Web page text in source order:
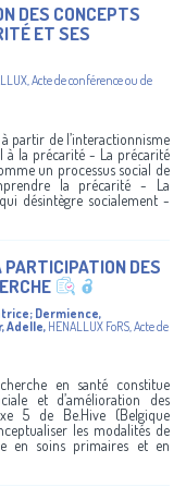
DES CONCEPTS
ET SES
Acte de conférence ou de
partir de l’interactionnisme
à la précarité - La précarité
un processus social de
la précarité - La
désintègre socialement -
PARTICIPATION DES
; Dermience,
Adelle, HENALLUX FoRS,Acte de
en santé constitue
et d’amélioration des
5 de Be.Hive (Belgique
les modalités de
en soins primaires et en